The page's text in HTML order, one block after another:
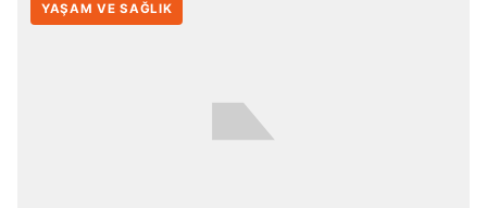
YAŞAM VE SAĞLIK